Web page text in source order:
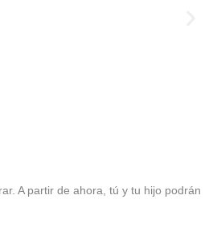
A partir de ahora, tú y tu hijo podrán